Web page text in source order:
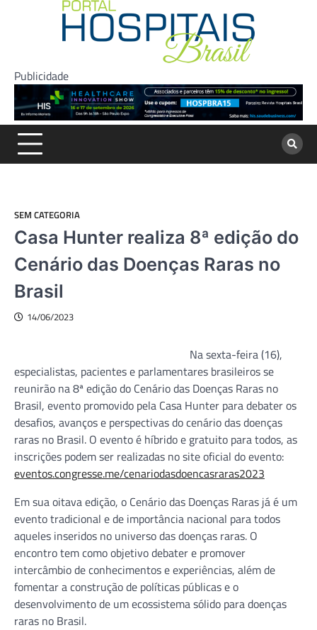
Publicidade
SEM CATEGORIA
Casa Hunter realiza 8ª edição do
Cenário das Doenças Raras no
Brasil
14/06/2023
Na sexta-feira (16),
especialistas, pacientes e parlamentares brasileiros se
reunirão na 8ª edição do Cenário das Doenças Raras no
Brasil, evento promovido pela Casa Hunter para debater os
desafios, avanços e perspectivas do cenário das doenças
raras no Brasil. O evento é híbrido e gratuito para todos, as
inscrições podem ser realizadas no site oficial do evento:
eventos.congresse.me/cenariodasdoencasraras2023
Em sua oitava edição, o Cenário das Doenças Raras já é um
evento tradicional e de importância nacional para todos
aqueles inseridos no universo das doenças raras. O
encontro tem como objetivo debater e promover
intercâmbio de conhecimentos e experiências, além de
fomentar a construção de políticas públicas e o
desenvolvimento de um ecossistema sólido para doenças
raras no Brasil.